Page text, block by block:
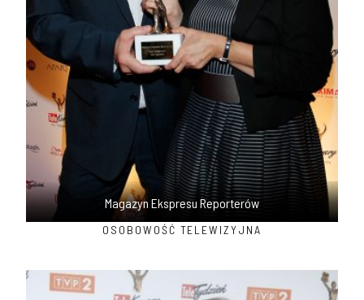
Magazyn Ekspresu Reporterów
OSOBOWOŚĆ TELEWIZYJNA